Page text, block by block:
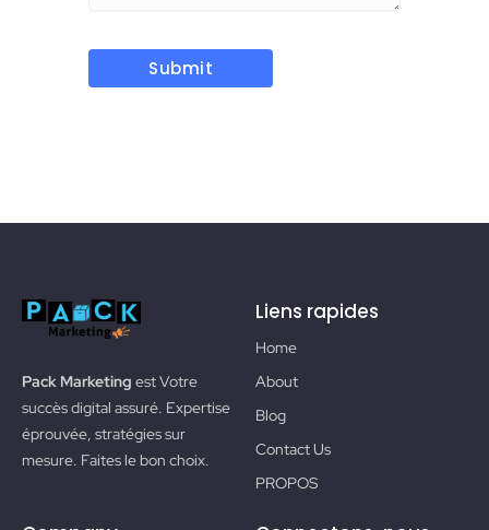
Pack Marketing est Votre
succès digital assuré. Expertise
éprouvée, stratégies sur
mesure. Faites le bon choix.
Liens rapides
Home
About
Blog
Contact Us
PROPOS